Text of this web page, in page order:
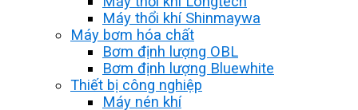
Máy thổi khí Shinmaywa
Máy bơm hóa chất
Bơm định lượng OBL
Bơm định lượng Bluewhite
Thiết bị công nghiệp
Máy nén khí